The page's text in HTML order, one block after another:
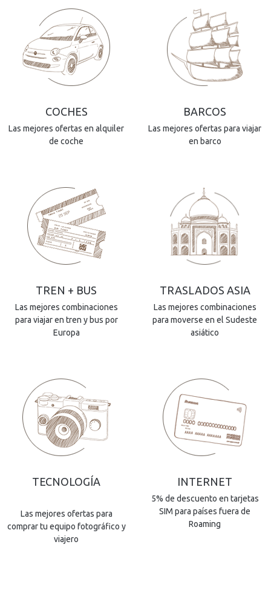
COCHES
Las mejores ofertas en alquiler
de coche
BARCOS
Las mejores ofertas para viajar
en barco
TREN + BUS
Las mejores combinaciones
para viajar en tren y bus por
Europa
TRASLADOS ASIA
Las mejores combinaciones
para moverse en el Sudeste
asiático
TECNOLOGÍA
Las mejores ofertas para
comprar tu equipo fotográfico y
viajero
INTERNET
5% de descuento en tarjetas
SIM para países fuera de
Roaming